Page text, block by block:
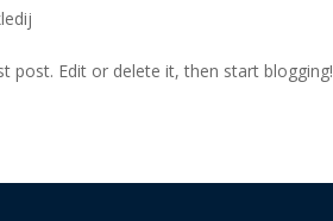
post. Edit or delete it, then start blogging!